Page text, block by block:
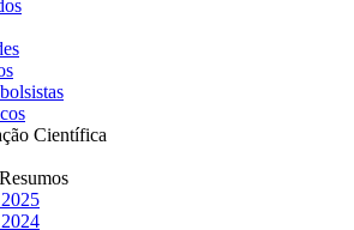
Científica